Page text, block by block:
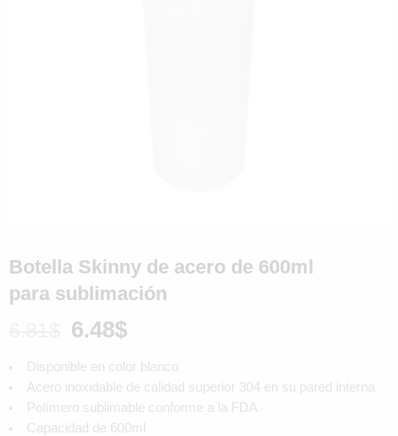
Botella Skinny de acero de 600ml
para sublimación
6.48$
Disponible en color blanco
Acero inoxidable de calidad superior 304 en su pared interna
Polímero sublimable conforme a la FDA
Capacidad de 600ml